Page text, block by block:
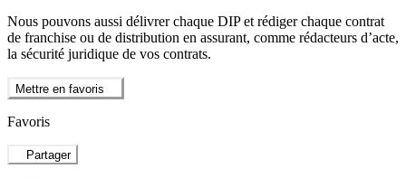
Nous pouvons aussi délivrer chaque DIP et rédiger chaque contrat
de franchise ou de distribution en assurant, comme rédacteurs d’acte,
la sécurité juridique de vos contrats.
Mettre en favoris
Favoris
Partager